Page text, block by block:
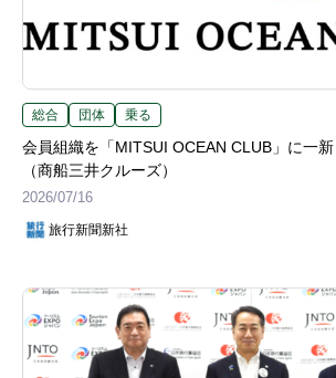
総合 団体 乗る
会員組織を「MITSUI OCEAN CLUB」に一
（商船三井クルーズ）
2026/07/16
旅行新聞新社